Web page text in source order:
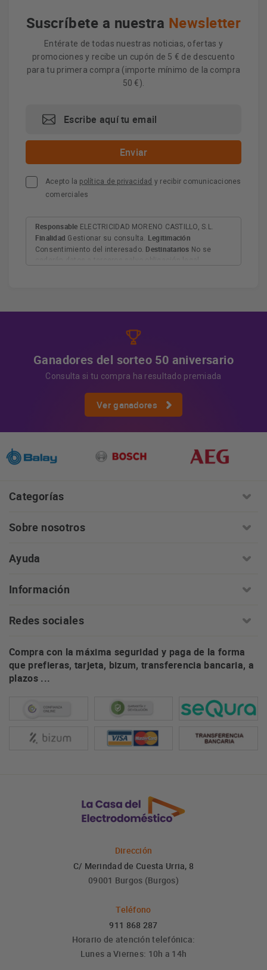
Suscríbete a nuestra Newsletter
Entérate de todas nuestras noticias, ofertas y
promociones y recibe un cupón de 5 € de descuento
para tu primera compra (importe mínimo de la compra
50 €).
Acepto la política de privacidad y recibir comunicaciones
comerciales
Responsable ELECTRICIDAD MORENO CASTILLO, S.L.
Finalidad Gestionar su consulta. Legitimación
Consentimiento del interesado. Destinatarios No se
Ganadores del sorteo 50 aniversario
Consulta si tu compra ha resultado premiada
Ver ganadores
Categorías
Sobre nosotros
Ayuda
Información
Redes sociales
Compra con la máxima seguridad y paga de la forma
que prefieras, tarjeta, bizum, transferencia bancaria, a
plazos ...
Dirección
C/ Merindad de Cuesta Urria, 8
09001 Burgos (Burgos)
Teléfono
911 868 287
Horario de atención telefónica:
Lunes a Viernes: 10h a 14h